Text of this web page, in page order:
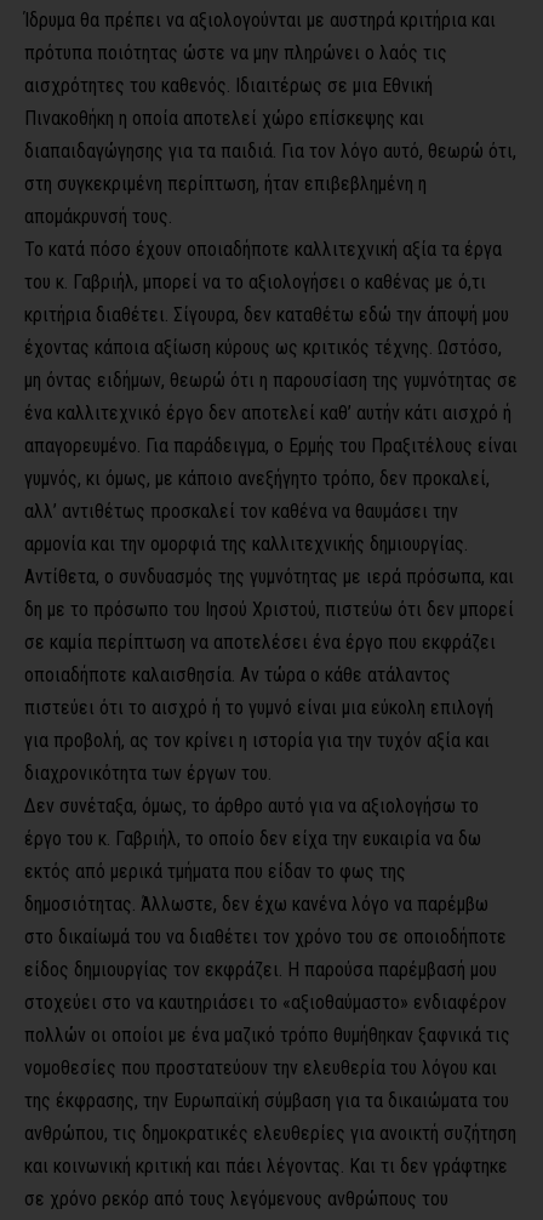
Ίδρυμα θα πρέπει να αξιολογούνται με αυστηρά κριτήρια και
πρότυπα ποιότητας ώστε να μην πληρώνει ο λαός τις
αισχρότητες του καθενός. Ιδιαιτέρως σε μια Εθνική
Πινακοθήκη η οποία αποτελεί χώρο επίσκεψης και
διαπαιδαγώγησης για τα παιδιά. Για τον λόγο αυτό, θεωρώ ότι,
στη συγκεκριμένη περίπτωση, ήταν επιβεβλημένη η
απομάκρυνσή τους.
Το κατά πόσο έχουν οποιαδήποτε καλλιτεχνική αξία τα έργα
του κ. Γαβριήλ, μπορεί να το αξιολογήσει ο καθένας με ό,τι
κριτήρια διαθέτει. Σίγουρα, δεν καταθέτω εδώ την άποψή μου
έχοντας κάποια αξίωση κύρους ως κριτικός τέχνης. Ωστόσο,
μη όντας ειδήμων, θεωρώ ότι η παρουσίαση της γυμνότητας σε
ένα καλλιτεχνικό έργο δεν αποτελεί καθ’ αυτήν κάτι αισχρό ή
απαγορευμένο. Για παράδειγμα, ο Ερμής του Πραξιτέλους είναι
γυμνός, κι όμως, με κάποιο ανεξήγητο τρόπο, δεν προκαλεί,
αλλ’ αντιθέτως προσκαλεί τον καθένα να θαυμάσει την
αρμονία και την ομορφιά της καλλιτεχνικής δημιουργίας.
Αντίθετα, ο συνδυασμός της γυμνότητας με ιερά πρόσωπα, και
δη με το πρόσωπο του Ιησού Χριστού, πιστεύω ότι δεν μπορεί
σε καμία περίπτωση να αποτελέσει ένα έργο που εκφράζει
οποιαδήποτε καλαισθησία. Αν τώρα ο κάθε ατάλαντος
πιστεύει ότι το αισχρό ή το γυμνό είναι μια εύκολη επιλογή
για προβολή, ας τον κρίνει η ιστορία για την τυχόν αξία και
διαχρονικότητα των έργων του.
Δεν συνέταξα, όμως, το άρθρο αυτό για να αξιολογήσω το
έργο του κ. Γαβριήλ, το οποίο δεν είχα την ευκαιρία να δω
εκτός από μερικά τμήματα που είδαν το φως της
δημοσιότητας. Άλλωστε, δεν έχω κανένα λόγο να παρέμβω
στο δικαίωμά του να διαθέτει τον χρόνο του σε οποιοδήποτε
είδος δημιουργίας τον εκφράζει. Η παρούσα παρέμβασή μου
στοχεύει στο να καυτηριάσει τo «αξιοθαύμαστο» ενδιαφέρον
πολλών οι οποίοι με ένα μαζικό τρόπο θυμήθηκαν ξαφνικά τις
νομοθεσίες που προστατεύουν την ελευθερία του λόγου και
της έκφρασης, την Ευρωπαϊκή σύμβαση για τα δικαιώματα του
ανθρώπου, τις δημοκρατικές ελευθερίες για ανοικτή συζήτηση
και κοινωνική κριτική και πάει λέγοντας. Και τι δεν γράφτηκε
σε χρόνο ρεκόρ από τους λεγόμενους ανθρώπους του